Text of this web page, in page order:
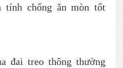
tính chống ăn mòn tốt
đai treo thông thường